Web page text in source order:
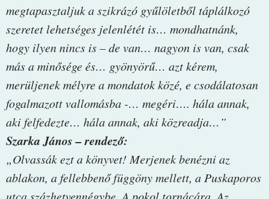
megtapasztaljuk a szikrázó gyűlöletből táplálkozó
szeretet lehetséges jelenlétét is… mondhatnánk,
hogy ilyen nincs is – de van… nagyon is van, csak
más a minősége és… gyönyörű… azt kérem,
merüljenek mélyre a mondatok közé, e csodálatosan
fogalmazott vallomásba -… megéri…. hála annak,
aki felfedezte… hála annak, aki közreadja…”
Szarka János – rendező:
„Olvassák ezt a könyvet! Merjenek benézni az
ablakon, a fellebbenő függöny mellett, a Puskaporos
utca százhetvennégybe. A pokol tornácára. Az